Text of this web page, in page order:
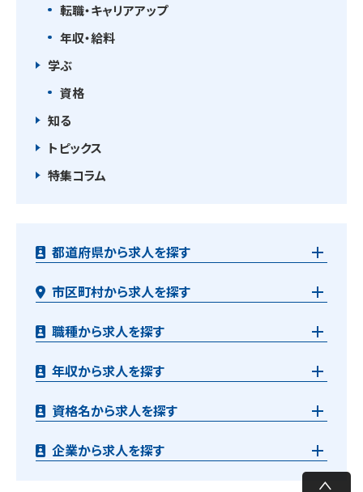
転職・キャリアアップ
年収・給料
学ぶ
資格
知る
トピックス
特集コラム
都道府県から求人を探す
市区町村から求人を探す
職種から求人を探す
年収から求人を探す
資格名から求人を探す
企業から求人を探す